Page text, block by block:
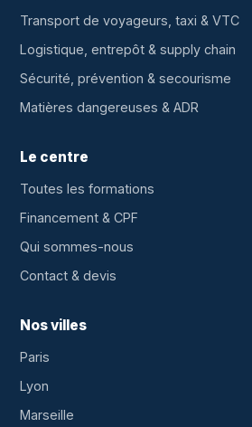
Transport de voyageurs, taxi & VTC
Logistique, entrepôt & supply chain
Sécurité, prévention & secourisme
Matières dangereuses & ADR
Le centre
Toutes les formations
Financement & CPF
Qui sommes-nous
Contact & devis
Nos villes
Paris
Lyon
Marseille